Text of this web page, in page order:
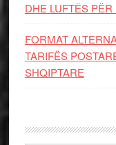
DHE LUFTЁS PЁR
FORMAT
TARIFËS
SHQIPTARE